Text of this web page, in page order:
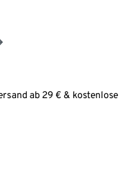
ab 29 € & kostenlose